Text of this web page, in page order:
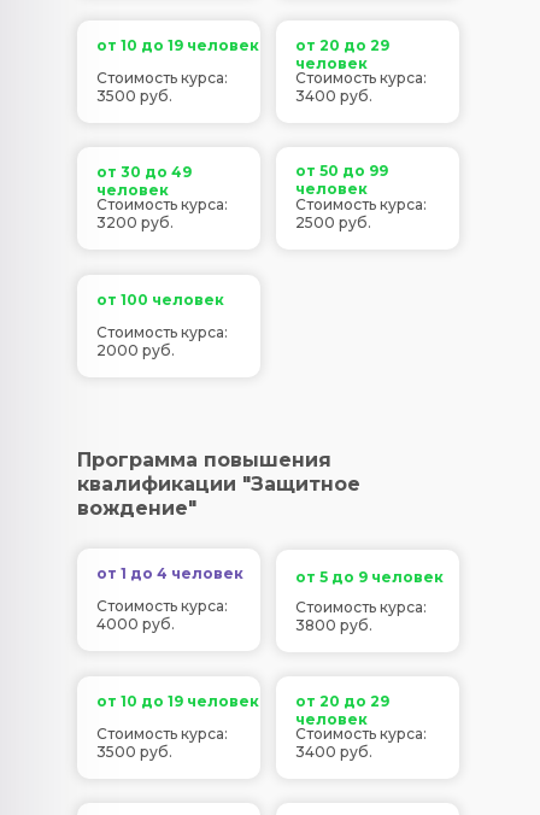
от 10 до 19 человек
от 20 до 29
человек
от 30 до 49
человек
от 50 до 99
человек
от 100 человек
Стоимость курса:
3500 руб.
Стоимость курса:
3400 руб.
Стоимость курса:
3200 руб.
Стоимость курса:
2500 руб.
Стоимость курса:
2000 руб.
Программа повышения
квалификации "Защитное
вождение"
от 1 до 4 человек
Стоимость курса:
4000 руб.
от 5 до 9 человек
от 10 до 19 человек
от 20 до 29
человек
Стоимость курса:
3800 руб.
Стоимость курса:
3500 руб.
Стоимость курса:
3400 руб.